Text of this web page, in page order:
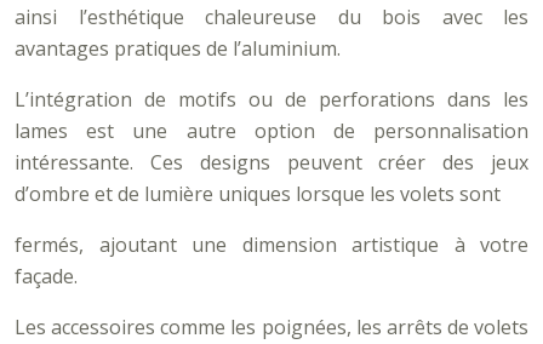
ainsi l’esthétique chaleureuse du bois avec les
avantages pratiques de l’aluminium.
L’intégration de motifs ou de perforations dans les
lames est une autre option de personnalisation
intéressante. Ces designs peuvent créer des jeux
d’ombre et de lumière uniques lorsque les volets sont
fermés, ajoutant une dimension artistique à votre
façade.
Les accessoires comme les poignées, les arrêts de volets